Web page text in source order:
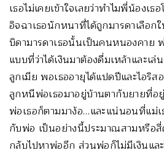
เธอไม่เคยเข้าใจเลยว่าทำไมพี่น้องเธ
อิจฉาเธอนักหนาที่ได้ถูกมารดาเลือก
บิดามารดาเธอนั้นเป็นคนหนองคาย
แบบที่ว่าได้เงินมาต้องดื่มเหล้าและเ
ลูกเมีย พอเธออายุได้แปดปีและไอริ
ลูกหนีพ่อเธอมาอยู่บ้านตากับยายที่อ
พ่อเธอก็ตามมาง้อ…และแน่นอนที่แม่
กับพ่อ เป็นอย่างนี้ประมาณสามหรือ
กลับไปหาพ่ออีก ส่วนพ่อก็ไม่มีเงินแล